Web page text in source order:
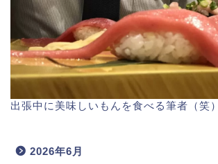
出張中に美味しいもんを食べる筆者（笑）
2026年6月